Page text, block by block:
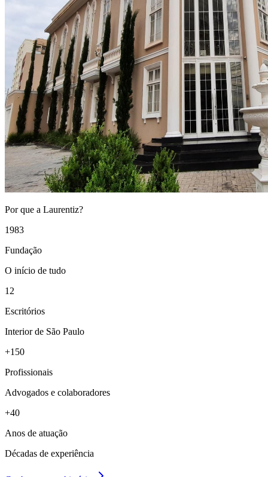
Por que a Laurentiz?
1983
Fundação
O início de tudo
12
Escritórios
Interior de São Paulo
+150
Profissionais
Advogados e colaboradores
+40
Anos de atuação
Décadas de experiência